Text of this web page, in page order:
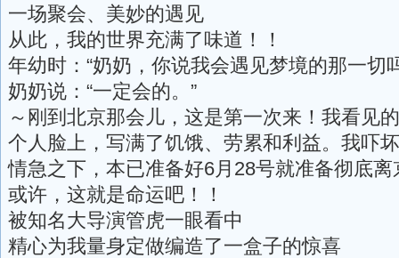
一场聚会、美妙的遇见
从此，我的世界充满了味道！！
年幼时：“奶奶，你说我会遇见梦境的那一切
奶奶说：“一定会的。”
～刚到北京那会儿，这是第一次来！我看见
个人脸上，写满了饥饿、劳累和利益。我吓
情急之下，本已准备好6月28号就准备彻底离
或许，这就是命运吧！！
被知名大导演管虎一眼看中
精心为我量身定做编造了一盒子的惊喜